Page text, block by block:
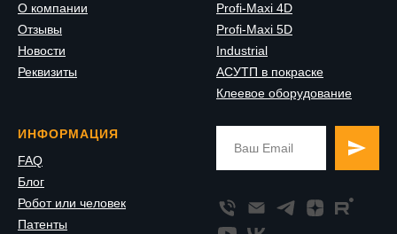
О компании
Отзывы
Новости
Реквизиты
Profi-Maxi 4D
Profi-Maxi 5D
Industrial
АСУТП в покраске
Клеевое оборудование
ИНФОРМАЦИЯ
FAQ
Блог
Робот или человек
Патенты